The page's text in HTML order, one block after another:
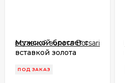
Мужской браслет с
вставкой золота
ПОД ЗАКАЗ